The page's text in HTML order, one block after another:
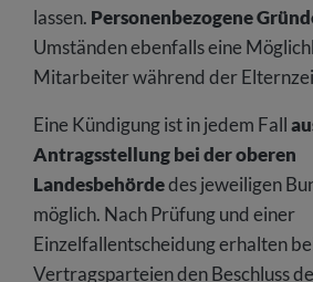
lassen. Personenbezogene
Umständen ebenfalls eine
Mitarbeiter während der
Eine Kündigung ist in jedem Fall
Antragsstellung bei der oberen
Landesbehördedes jeweiligen
möglich. Nach Prüfung und einer
Einzelfallentscheidung erhalten
Vertragsparteien den Beschluss